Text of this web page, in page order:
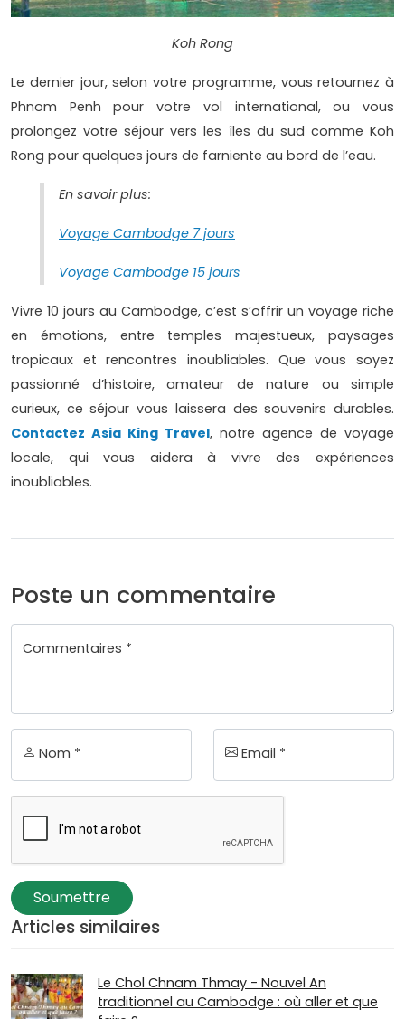
Koh Rong
Le dernier jour, selon votre programme, vous retournez à
Phnom Penh pour votre vol international, ou vous
prolongez votre séjour vers les îles du sud comme Koh
Rong pour quelques jours de farniente au bord de l’eau.
En savoir plus:
Voyage Cambodge 7 jours
Voyage Cambodge 15 jours
Vivre 10 jours au Cambodge, c’est s’offrir un voyage riche
en émotions, entre temples majestueux, paysages
tropicaux et rencontres inoubliables. Que vous soyez
passionné d’histoire, amateur de nature ou simple
curieux, ce séjour vous laissera des souvenirs durables.
Contactez Asia King Travel, notre agence de voyage
locale, qui vous aidera à vivre des expériences
inoubliables.
Poste un commentaire
Commentaires *
Nom * Email *
Soumettre
Articles similaires
Le Chol Chnam Thmay - Nouvel An
traditionnel au Cambodge : où aller et que